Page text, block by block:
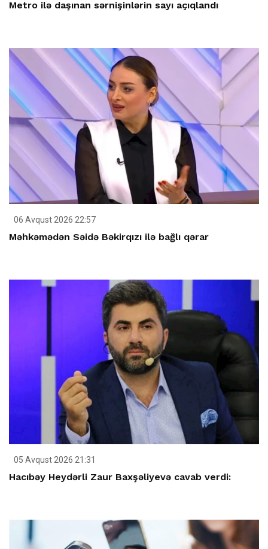
Metro ilə daşınan sərnişinlərin sayı açıqlandı
06 Avqust 2026 22:57
Məhkəmədən Səidə Bəkirqızı ilə bağlı qərar
05 Avqust 2026 21:31
Hacıbəy Heydərli Zaur Baxşəliyevə cavab verdi: